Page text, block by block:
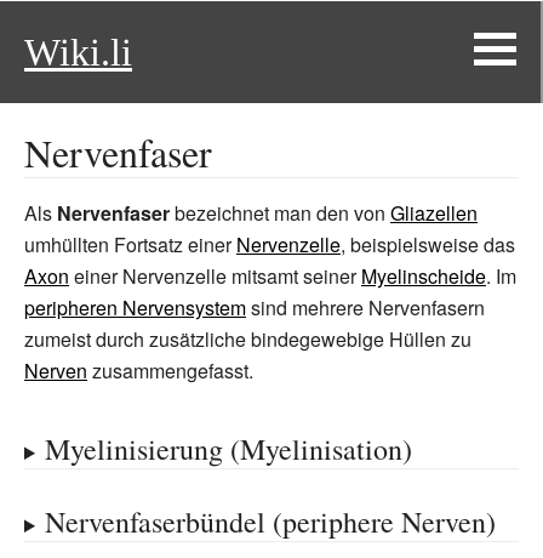
Wiki.li
Nervenfaser
Als Nervenfaserbezeichnet man den von Gliazellen
umhüllten Fortsatz einerNervenzelle, beispielsweise das
Axon einer Nervenzelle mitsamt seinerMyelinscheide. Im
peripheren Nervensystemsind mehrere Nervenfasern
zumeist durch zusätzliche bindegewebige Hüllen zu
Nerven zusammengefasst.
Myelinisierung (Myelinisation)
Nervenfaserbündel (periphere Nerven)